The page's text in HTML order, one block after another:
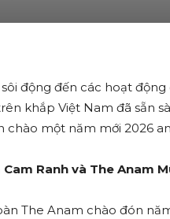
động đến các hoạt
khắp Việt Nam đã sẵn
một năm mới 2026
Ranh và The Anam
The Anam chào đón